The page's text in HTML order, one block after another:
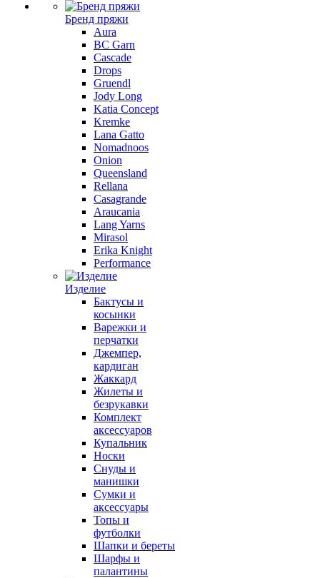
Бренд пряжи
Aura
BC Garn
Cascade
Drops
Gruendl
Jody Long
Katia Concept
Kremke
Lana Gatto
Nomadnoos
Onion
Queensland
Rellana
Casagrande
Araucania
Lang Yarns
Mirasol
Erika Knight
Performance
Изделие
Бактусы и
косынки
Варежки и
перчатки
Джемпер,
кардиган
Жаккард
Жилеты и
безрукавки
Комплект
аксессуаров
Купальник
Носки
Снуды и
манишки
Сумки и
аксессуары
Топы и
футболки
Шапки и береты
Шарфы и
палантины